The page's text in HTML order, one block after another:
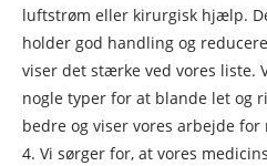
luftstrøm eller kirurgisk hjælp.
holder god handling og
viser det stærke ved vores liste.
nogle typer for at blande let og
bedre og viser vores arbejde for
4. Vi sørger for, at vores